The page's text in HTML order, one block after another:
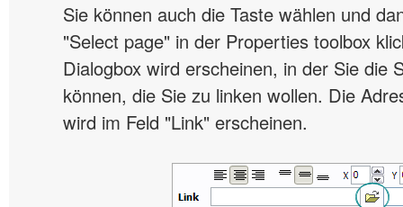
Sie können auch die Taste wählen und
"Select page" in der Properties toolbox
Dialogbox wird erscheinen, in der Sie die
können, die Sie zu linken wollen. Die
wird im Feld "Link" erscheinen.